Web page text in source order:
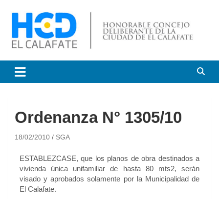
Honorable Concejo
Deliberante de El Calafate
Ordenanza N° 1305/10
18/02/2010 SGA
ESTABLEZCASE, que los planos de obra destinados a
vivienda única unifamiliar de hasta 80 mts2, serán
visado y aprobados solamente por la Municipalidad de
El Calafate.